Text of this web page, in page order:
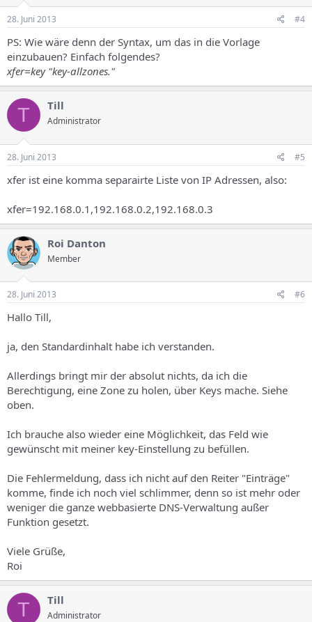
28. Juni 2013 #4
PS: Wie wäre denn der Syntax, um das in die Vorlage
einzubauen? Einfach folgendes?
xfer=key "key-allzones."
T Till
Administrator
28. Juni 2013 #5
xfer ist eine komma separairte Liste von IP Adressen, also:
xfer=192.168.0.1,192.168.0.2,192.168.0.3
Roi Danton
Member
28. Juni 2013 #6
Hallo Till,
ja, den Standardinhalt habe ich verstanden.
Allerdings bringt mir der absolut nichts, da ich die
Berechtigung, eine Zone zu holen, über Keys mache. Siehe
oben.
Ich brauche also wieder eine Möglichkeit, das Feld wie
gewünscht mit meiner key-Einstellung zu befüllen.
Die Fehlermeldung, dass ich nicht auf den Reiter "Einträge"
komme, finde ich noch viel schlimmer, denn so ist mehr oder
weniger die ganze webbasierte DNS-Verwaltung außer
Funktion gesetzt.
Viele Grüße,
Roi
T Till
Administrator